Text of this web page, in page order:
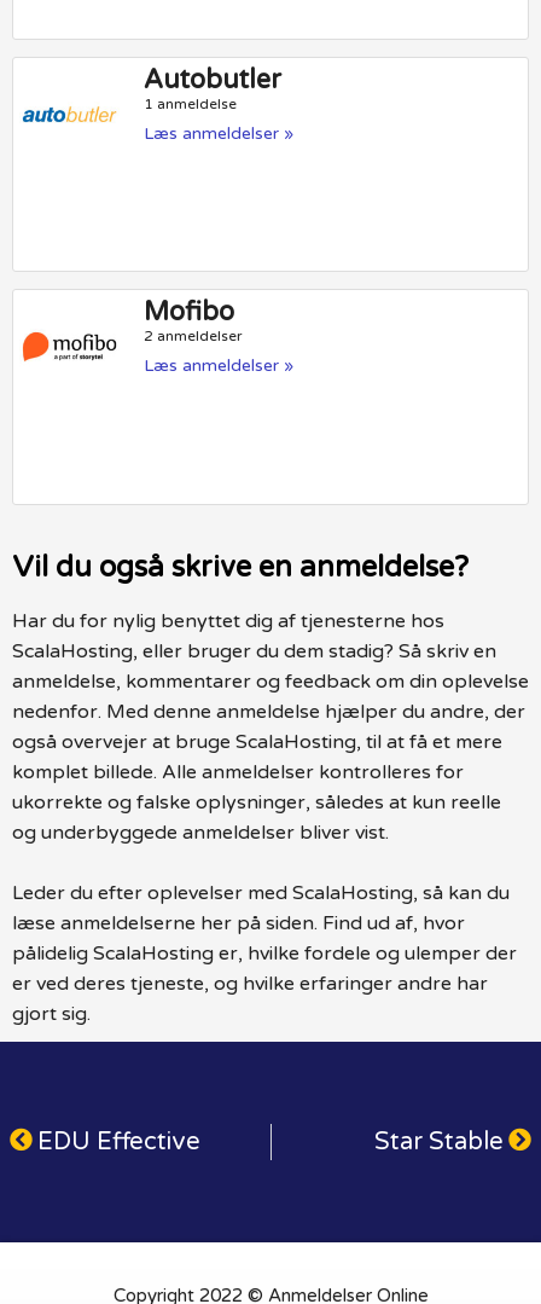
Autobutler
1 anmeldelse
Læs anmeldelser »
Mofibo
2 anmeldelser
Læs anmeldelser »
Vil du også skrive en anmeldelse?
Har du for nylig benyttet dig af tjenesterne hos
ScalaHosting, eller bruger du dem stadig? Så skriv en
anmeldelse, kommentarer og feedback om din oplevelse
nedenfor. Med denne anmeldelse hjælper du andre, der
også overvejer at bruge ScalaHosting, til at få et mere
komplet billede. Alle anmeldelser kontrolleres for
ukorrekte og falske oplysninger, således at kun reelle
og underbyggede anmeldelser bliver vist.
Leder du efter oplevelser med ScalaHosting, så kan du
læse anmeldelserne her på siden. Find ud af, hvor
pålidelig ScalaHosting er, hvilke fordele og ulemper der
er ved deres tjeneste, og hvilke erfaringer andre har
gjort sig.
EDU Effective Star Stable
Copyright 2022 © Anmeldelser Online